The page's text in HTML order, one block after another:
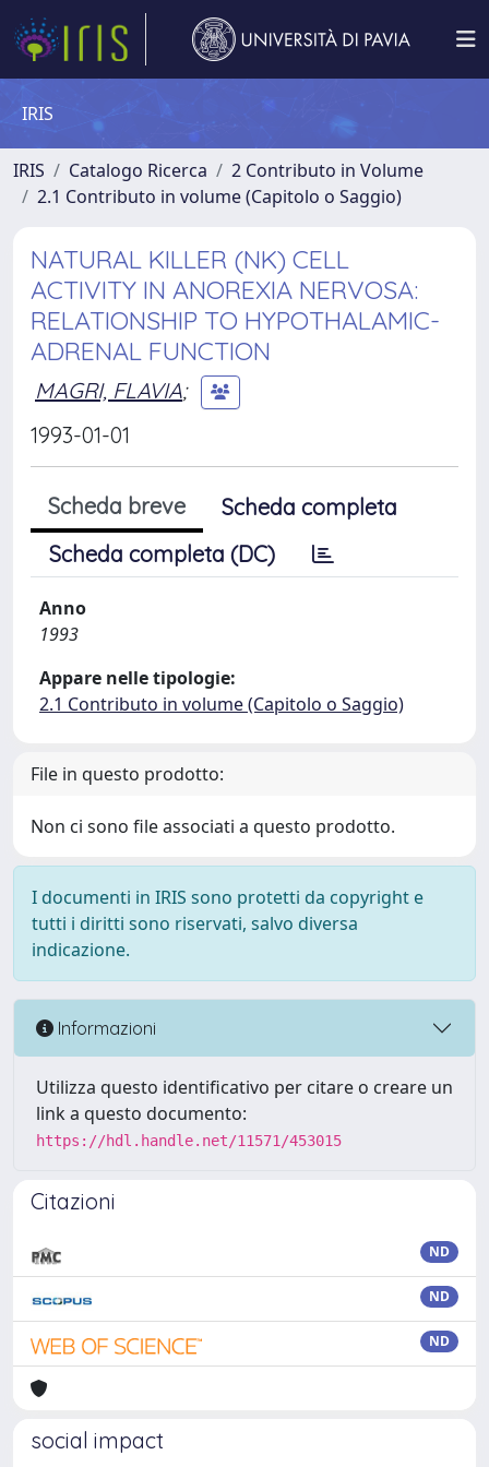
IRIS
IRIS Catalogo Ricerca
2 Contributo in Volume
2.1 Contributo in volume (Capitolo o Saggio)
NATURAL KILLER (NK) CELL
ACTIVITY IN ANOREXIA NERVOSA:
RELATIONSHIP TO HYPOTHALAMIC-
ADRENAL FUNCTION
MAGRI, FLAVIA;
1993-01-01
Scheda breve
Scheda completa
Scheda completa (DC)
Anno
1993
Appare nelle tipologie:
2.1 Contributo in volume (Capitolo o Saggio)
File in questo prodotto:
Non ci sono file associati a questo prodotto.
I documenti in IRIS sono protetti da copyright e
tutti i diritti sono riservati, salvo diversa
indicazione.
Informazioni
Utilizza questo identificativo per citare o creare un
link a questo documento:
https://hdl.handle.net/11571/453015
Citazioni
ND
ND
ND
social impact